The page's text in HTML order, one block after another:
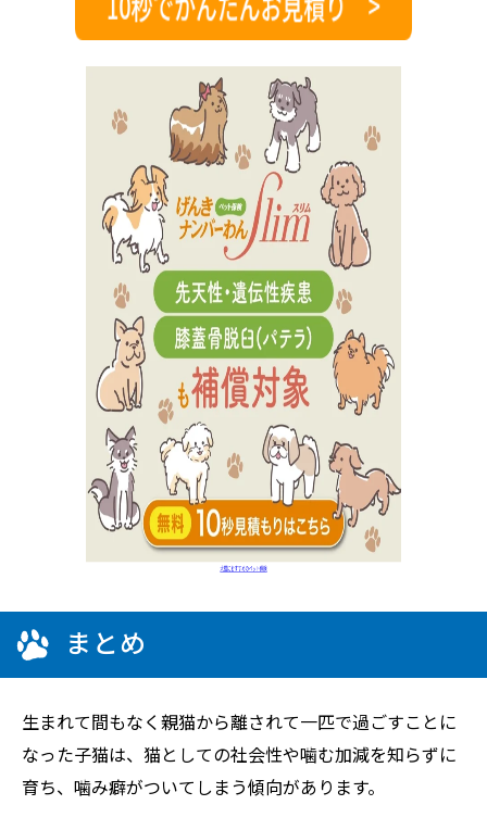
まとめ
生まれて間もなく親猫から離されて一匹で過ごすことに
なった子猫は、猫としての社会性や噛む加減を知らずに
育ち、噛み癖がついてしまう傾向があります。